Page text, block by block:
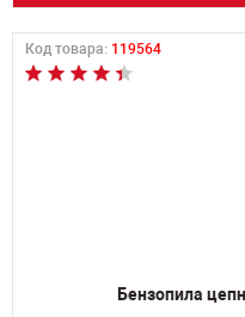
Код товара: 119564
Бензопила